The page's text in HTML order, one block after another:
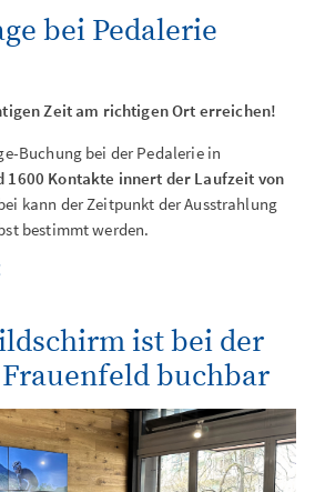
Weiterbildung Branchen
bei Pedalerie
Zeit am richtigen Ort erreichen!
Buchung bei der Pedalerie in
1600 Kontakte innert der Laufzeit von
kann der Zeitpunkt der Ausstrahlung
bestimmt werden.
ist bei der
buchbar